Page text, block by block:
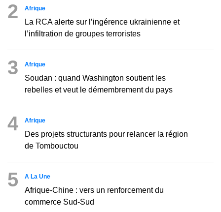
2 Afrique
La RCA alerte sur l’ingérence ukrainienne et
l’infiltration de groupes terroristes
3 Afrique
Soudan : quand Washington soutient les
rebelles et veut le démembrement du pays
4 Afrique
Des projets structurants pour relancer la région
de Tombouctou
5 A La Une
Afrique-Chine : vers un renforcement du
commerce Sud-Sud